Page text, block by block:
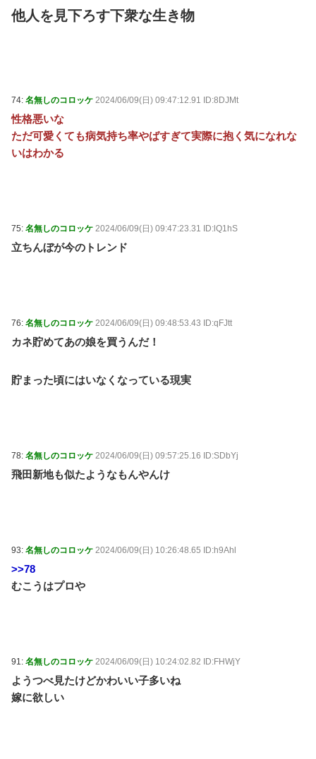
他人を見下ろす下衆な生き物
74: 名無しのコロッケ 2024/06/09(日) 09:47:12.91 ID:8DJMt
性格悪いな
ただ可愛くても病気持ち率やばすぎて実際に抱く気になれな
いはわかる
75: 名無しのコロッケ 2024/06/09(日) 09:47:23.31 ID:lQ1hS
立ちんぼが今のトレンド
76: 名無しのコロッケ 2024/06/09(日) 09:48:53.43 ID:qFJtt
カネ貯めてあの娘を買うんだ！
貯まった頃にはいなくなっている現実
78: 名無しのコロッケ 2024/06/09(日) 09:57:25.16 ID:SDbYj
飛田新地も似たようなもんやんけ
93: 名無しのコロッケ 2024/06/09(日) 10:26:48.65 ID:h9Ahl
>>78
むこうはプロや
91: 名無しのコロッケ 2024/06/09(日) 10:24:02.82 ID:FHWjY
ようつべ見たけどかわいい子多いね
嫁に欲しい